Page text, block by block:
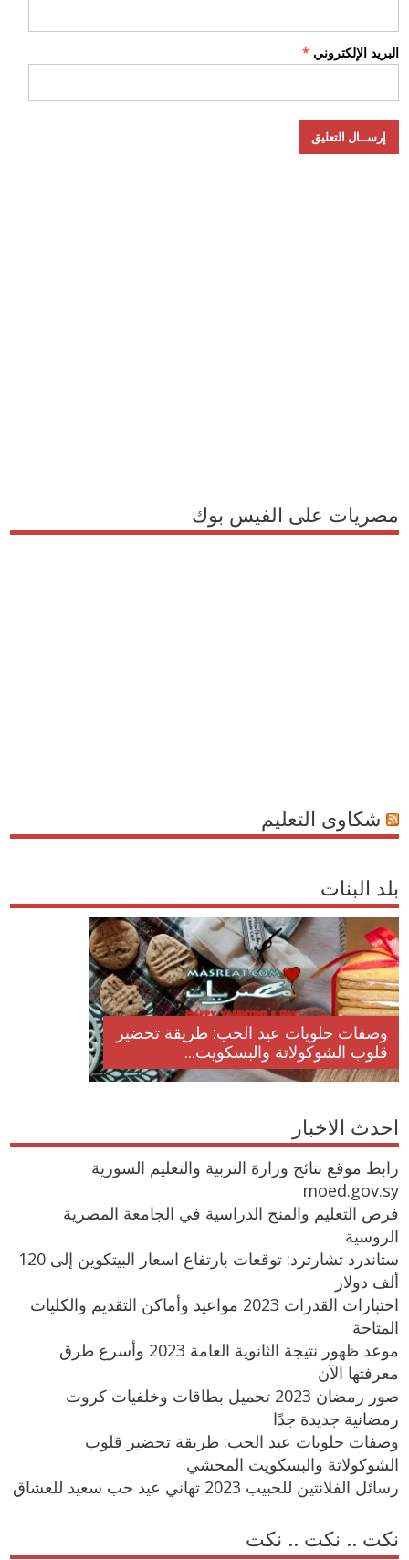
البريد الإلكتروني *
مصريات على الفيس بوك
شكاوى التعليم
بلد البنات
وصفات حلويات عيد الحب: طريقة تحضير
قلوب الشوكولاتة والبسكويت...
احدث الاخبار
رابط موقع نتائج وزارة التربية والتعليم السورية
moed.gov.sy
فرص التعليم والمنح الدراسية في الجامعة المصرية
الروسية
ستاندرد تشارترد: توقعات بارتفاع اسعار البيتكوين إلى 120
ألف دولار
اختبارات القدرات 2023 مواعيد وأماكن التقديم والكليات
المتاحة
موعد ظهور نتيجة الثانوية العامة 2023 وأسرع طرق
معرفتها الآن
صور رمضان 2023 تحميل بطاقات وخلفيات كروت
رمضانية جديدة جدًا
وصفات حلويات عيد الحب: طريقة تحضير قلوب
الشوكولاتة والبسكويت المحشي
رسائل الفلانتين للحبيب 2023 تهاني عيد حب سعيد للعشاق
نكت .. نكت .. نكت